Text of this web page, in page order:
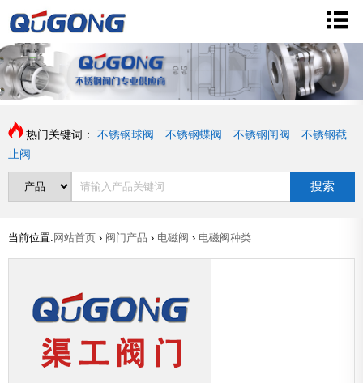
热门关键词： 不锈钢球阀 不锈钢蝶阀 不锈钢闸阀
不锈钢截
止阀
搜索
当前位置: 网站首页 › 阀门产品 › 电磁阀 › 电磁阀种类